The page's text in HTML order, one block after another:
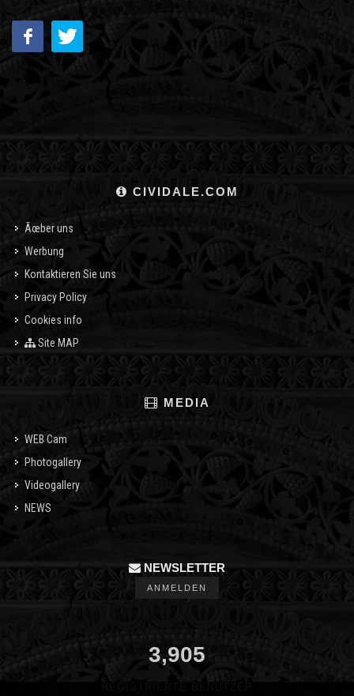
CIVIDALE.COM
Ãœber uns
Werbung
Kontaktieren Sie uns
Privacy Policy
Cookies info
Site MAP
MEDIA
WEB Cam
Photogallery
Videogallery
NEWS
NEWSLETTER
ANMELDEN
3,905